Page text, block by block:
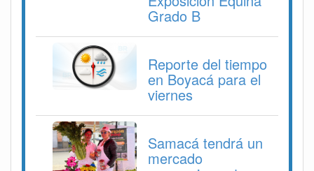
Grado B
Reporte del tiempo
en Boyacá para el
viernes
Samacá tendrá un
mercado